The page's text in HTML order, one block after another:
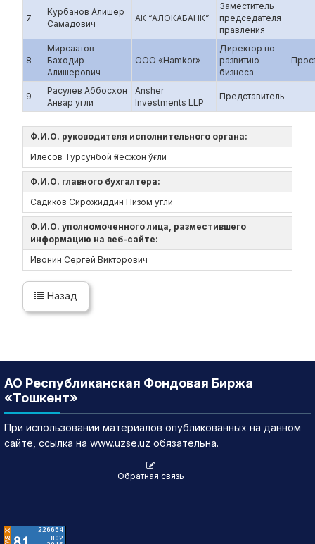
7
Курбанов Алишер
Самадович
АК “АЛОКАБАНК”
Заместитель
председателя
правления
8
Мирсаатов
Баходир
Алишерович
ООО «Hamkor»
Директор по
развитию
бизнеса
9
Расулев Аббосхон
Анвар угли
Ansher
Investments LLP
Представитель
Ф.И.О. руководителя исполнительного органа:
Илёсов Турсунбой Ғиёсжон ўғли
Ф.И.О. главного бухгалтера:
Садиков Сирожиддин Низом угли
Ф.И.О. уполномоченного лица, разместившего
информацию на веб-сайте:
Ивонин Сергей Викторович
Назад
АО Республиканская Фондовая Биржа
«Тошкент»
При использовании материалов опубликованных на данном
сайте, ссылка на www.uzse.uz обязательна.
Обратная связь